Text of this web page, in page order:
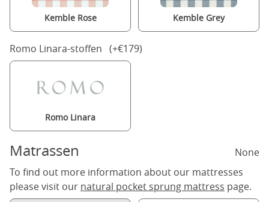
Kemble Rose Kemble Grey
Romo Linara-stoffen (+€179)
Romo Linara
Matrassen
None
To find out more information about our mattresses
please visit our natural pocket sprung mattress page.